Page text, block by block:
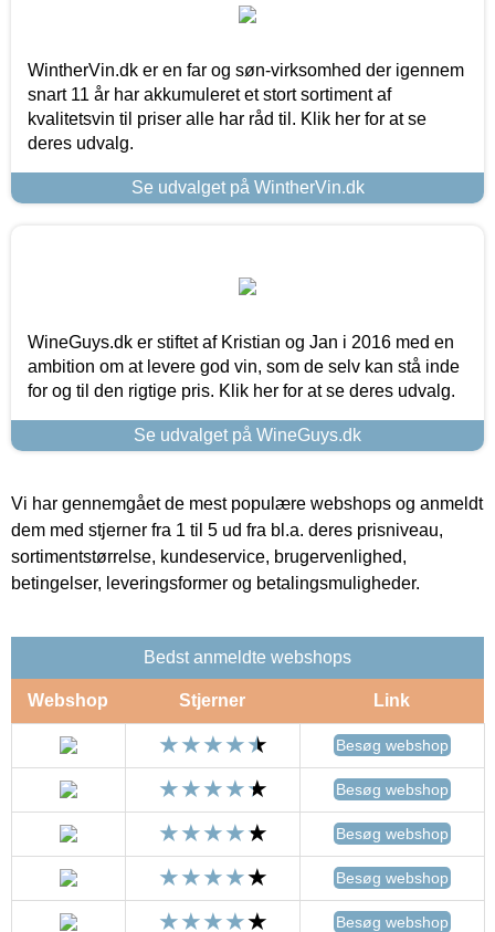
WintherVin.dk er en far og søn-virksomhed der igennem
snart 11 år har akkumuleret et stort sortiment af
kvalitetsvin til priser alle har råd til. Klik her for at se
deres udvalg.
Se udvalget på WintherVin.dk
WineGuys.dk er stiftet af Kristian og Jan i 2016 med en
ambition om at levere god vin, som de selv kan stå inde
for og til den rigtige pris. Klik her for at se deres udvalg.
Se udvalget på WineGuys.dk
Vi har gennemgået de mest populære webshops og anmeldt
dem med stjerner fra 1 til 5 ud fra bl.a. deres prisniveau,
sortimentstørrelse, kundeservice, brugervenlighed,
betingelser, leveringsformer og betalingsmuligheder.
Bedst anmeldte webshops
Webshop Stjerner Link
Besøg webshop
Besøg webshop
Besøg webshop
Besøg webshop
Besøg webshop